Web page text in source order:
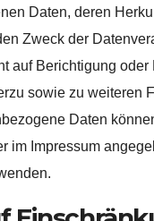
Daten, deren
Zweck der
auf Berichtigung oder
sowie zu weiteren
Daten
im Impressum